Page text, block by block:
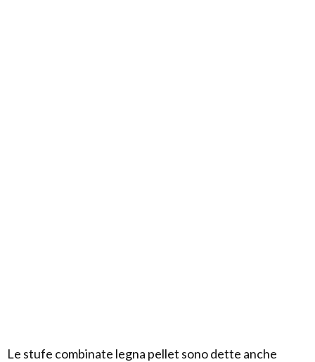
Le stufe combinate legna pellet sono dette anche